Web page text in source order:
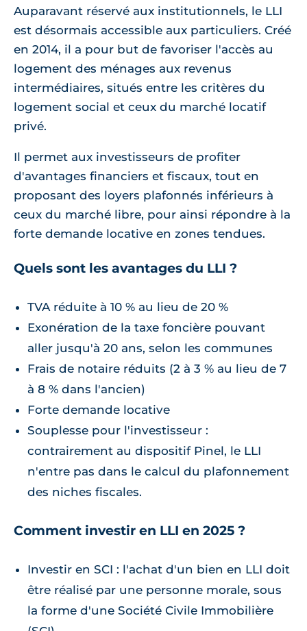
Auparavant réservé aux institutionnels, le LLI
est désormais accessible aux particuliers. Créé
en 2014, il a pour but de favoriser l'accès au
logement des ménages aux revenus
intermédiaires, situés entre les critères du
logement social et ceux du marché locatif
privé.
Il permet aux investisseurs de profiter
d'avantages financiers et fiscaux, tout en
proposant des loyers plafonnés inférieurs à
ceux du marché libre, pour ainsi répondre à la
forte demande locative en zones tendues.
Quels sont les avantages du LLI ?
TVA réduite à 10 % au lieu de 20 %
Exonération de la taxe foncière pouvant
aller jusqu'à 20 ans, selon les communes
Frais de notaire réduits (2 à 3 % au lieu de 7
à 8 % dans l'ancien)
Forte demande locative
Souplesse pour l'investisseur :
contrairement au dispositif Pinel, le LLI
n'entre pas dans le calcul du plafonnement
des niches fiscales.
Comment investir en LLI en 2025 ?
Investir en SCI : l'achat d'un bien en LLI doit
être réalisé par une personne morale, sous
la forme d'une Société Civile Immobilière